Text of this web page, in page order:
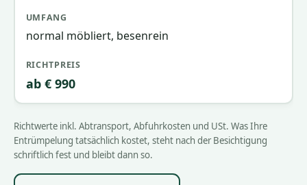
normal möbliert, besenrein
ab € 990
Richtwerte inkl. Abtransport, Abfuhrkosten und USt. Was Ihre
Entrümpelung tatsächlich kostet, steht nach der Besichtigung
schriftlich fest und bleibt dann so.